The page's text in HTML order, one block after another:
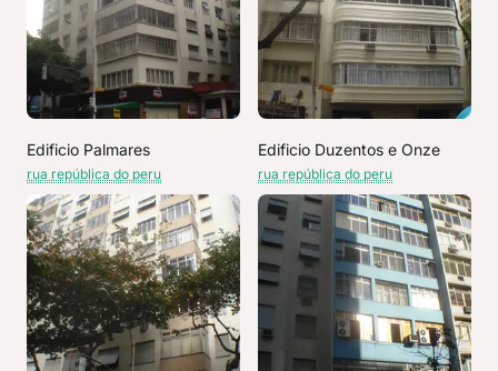
Edificio Palmares
rua república do peru
Edificio Duzentos e Onze
rua república do peru